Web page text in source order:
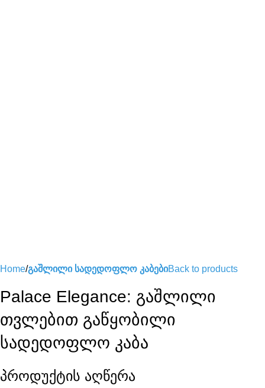
Home გაშლილი სადედოფლო კაბებიBack to products
Palace Elegance: გაშლილი
თვლებით გაწყობილი
სადედოფლო კაბა
პროდუქტის აღწერა